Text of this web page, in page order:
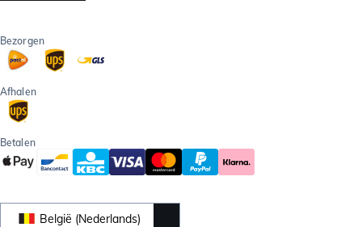
Bezorgen
Afhalen
Betalen
België (Nederlands)